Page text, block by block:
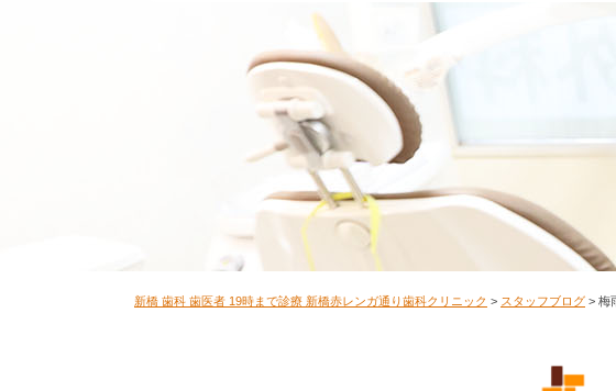
新橋 歯科 歯医者 19時まで診療 新橋赤レンガ通り歯科クリニック > スタッフブログ > 梅